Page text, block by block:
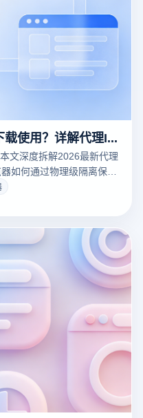
权威指南：ip浏览器怎么下载使用？详解代理IP浏览器配置隔离方案
文深度拆解2026最新代理
如何通过物理级隔离保护
黑科技，教您零基础搭建
业防封避坑全攻略！